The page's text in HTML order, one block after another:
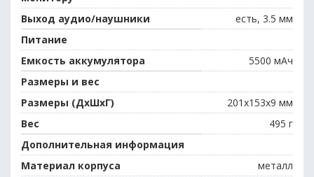
Выход аудио/наушники
есть, 3.5 мм
Питание
Емкость аккумулятора
5500 мАч
Размеры и вес
Размеры (ДхШхГ)
201x153x9 мм
Вес
495 г
Дополнительная информация
Материал корпуса
металл